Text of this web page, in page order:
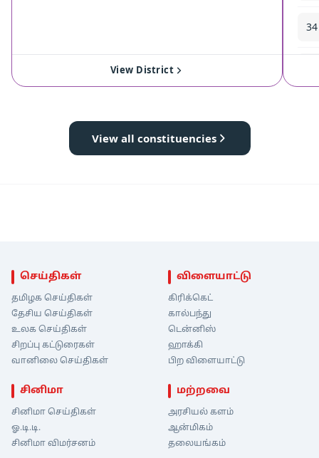
View District
34
View all constituencies
செய்திகள்
தமிழக செய்திகள்
தேசிய செய்திகள்
உலக செய்திகள்
சிறப்பு கட்டுரைகள்
வானிலை செய்திகள்
விளையாட்டு
கிரிக்கெட்
கால்பந்து
டென்னிஸ்
ஹாக்கி
பிற விளையாட்டு
சினிமா
சினிமா செய்திகள்
ஓ.டி.டி.
சினிமா விமர்சனம்
மற்றவை
அரசியல் களம்
ஆன்மிகம்
தலையங்கம்